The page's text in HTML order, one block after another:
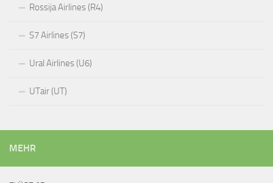
Rossija Airlines (R4)
S7 Airlines (S7)
Ural Airlines (U6)
UTair (UT)
MEHR